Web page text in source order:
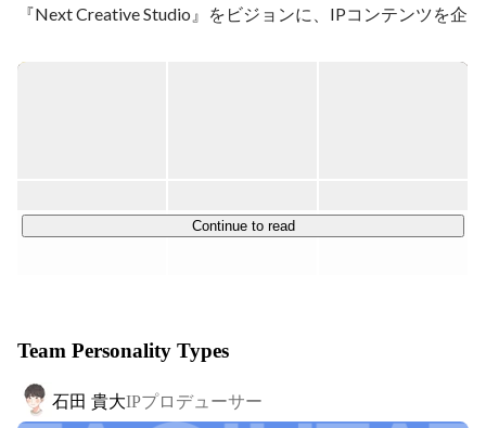
『Next Creative Studio』をビジョンに、IPコンテンツを企
YouTube・TikTok・webtoonなど新世代のプラットフォー
ライセンス・ゲーム・音楽などの新規事業へ本格参入。
◆Plottを代表するショートアニメ
チャンネル登録者数270万人
Continue to read
Team Personality Types
石田 貴大IPプロデューサー